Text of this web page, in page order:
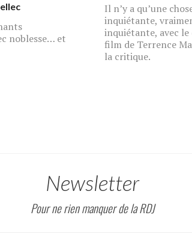
noblesse… et
Il n’y a qu’une
inquiétante,
inquiétante, avec
film de Terrence
la critique.
Newsletter
Pour ne rien manquer de la RDJ